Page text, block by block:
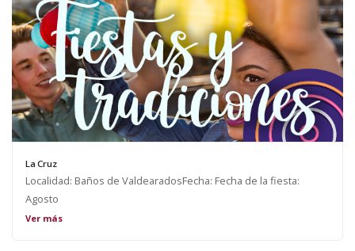
La Cruz
Localidad: Baños de ValdearadosFecha: Fecha de la fiesta:
Agosto
Ver más